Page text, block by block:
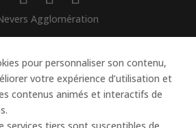
Agglomération
pour personnaliser son contenu,
votre expérience d’utilisation et
contenus animés et interactifs de
services tiers sont susceptibles de